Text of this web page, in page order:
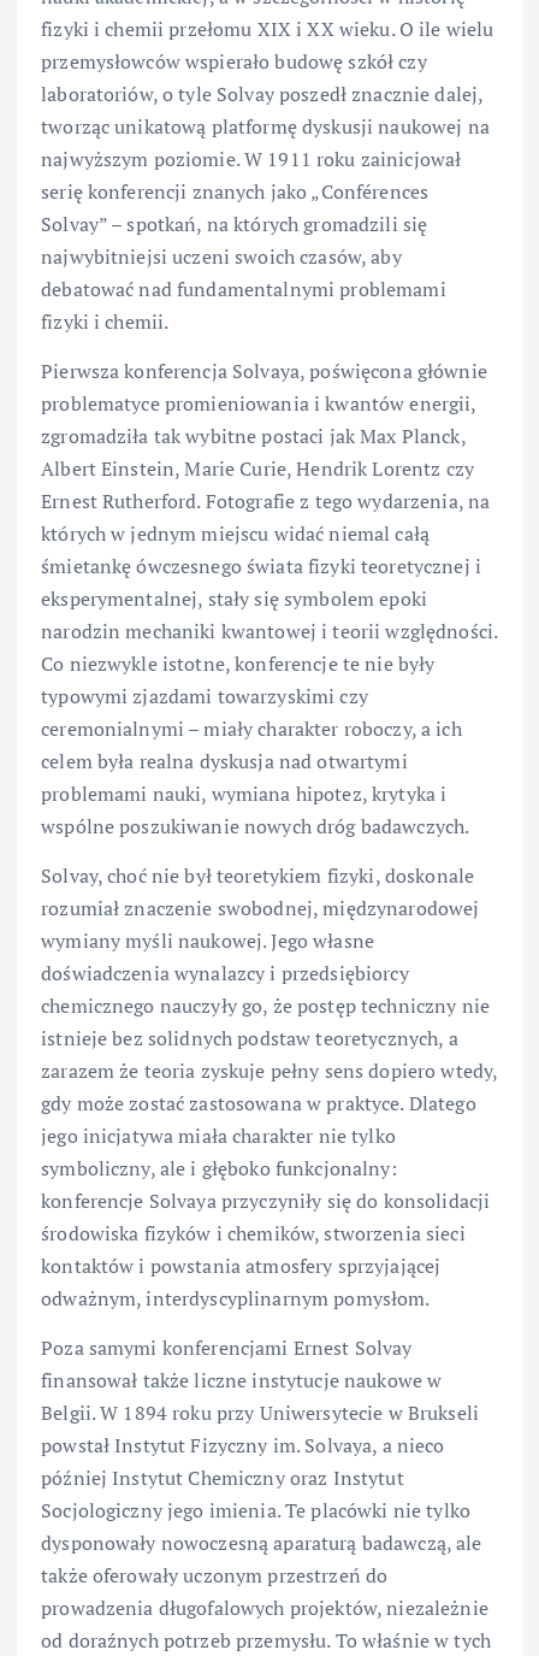
fizyki i chemii przełomu XIX i XX wieku. O ile wielu
przemysłowców wspierało budowę szkół czy
laboratoriów, o tyle Solvay poszedł znacznie dalej,
tworząc unikatową platformę dyskusji naukowej na
najwyższym poziomie. W 1911 roku zainicjował
serię konferencji znanych jako „Conférences
Solvay” – spotkań, na których gromadzili się
najwybitniejsi uczeni swoich czasów, aby
debatować nad fundamentalnymi problemami
fizyki i chemii.
Pierwsza konferencja Solvaya, poświęcona głównie
problematyce promieniowania i kwantów energii,
zgromadziła tak wybitne postaci jak Max Planck,
Albert Einstein, Marie Curie, Hendrik Lorentz czy
Ernest Rutherford. Fotografie z tego wydarzenia, na
których w jednym miejscu widać niemal całą
śmietankę ówczesnego świata fizyki teoretycznej i
eksperymentalnej, stały się symbolem epoki
narodzin mechaniki kwantowej i teorii względności.
Co niezwykle istotne, konferencje te nie były
typowymi zjazdami towarzyskimi czy
ceremonialnymi – miały charakter roboczy, a ich
celem była realna dyskusja nad otwartymi
problemami nauki, wymiana hipotez, krytyka i
wspólne poszukiwanie nowych dróg badawczych.
Solvay, choć nie był teoretykiem fizyki, doskonale
rozumiał znaczenie swobodnej, międzynarodowej
wymiany myśli naukowej. Jego własne
doświadczenia wynalazcy i przedsiębiorcy
chemicznego nauczyły go, że postęp techniczny nie
istnieje bez solidnych podstaw teoretycznych, a
zarazem że teoria zyskuje pełny sens dopiero wtedy,
gdy może zostać zastosowana w praktyce. Dlatego
jego inicjatywa miała charakter nie tylko
symboliczny, ale i głęboko funkcjonalny:
konferencje Solvaya przyczyniły się do konsolidacji
środowiska fizyków i chemików, stworzenia sieci
kontaktów i powstania atmosfery sprzyjającej
odważnym, interdyscyplinarnym pomysłom.
Poza samymi konferencjami Ernest Solvay
finansował także liczne instytucje naukowe w
Belgii. W 1894 roku przy Uniwersytecie w Brukseli
powstał Instytut Fizyczny im. Solvaya, a nieco
później Instytut Chemiczny oraz Instytut
Socjologiczny jego imienia. Te placówki nie tylko
dysponowały nowoczesną aparaturą badawczą, ale
także oferowały uczonym przestrzeń do
prowadzenia długofalowych projektów, niezależnie
od doraźnych potrzeb przemysłu. To właśnie w tych